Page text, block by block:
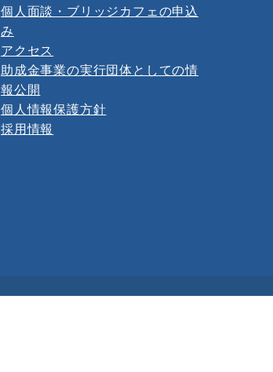
個人面談・ブリッジカフェの申込
み
アクセス
助成金事業の実行団体としての情
報公開
個人情報保護方針
採用情報